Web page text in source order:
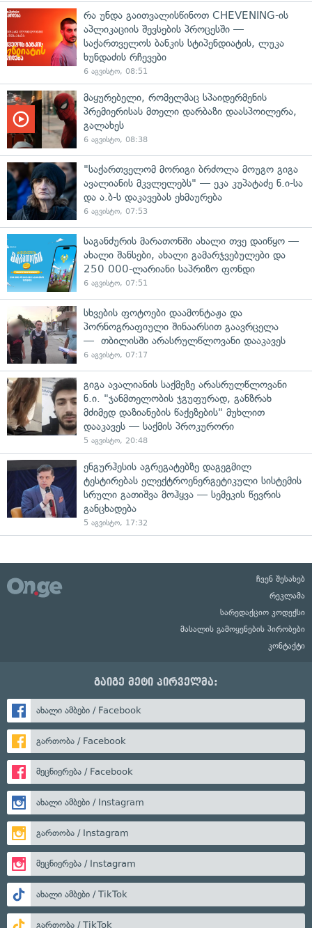
რა უნდა გაითვალისწინოთ CHEVENING-ის
აპლიკაციის შევსების პროცესში —
საქართველოს ბანკის სტიპენდიატის, ლუკა
ხუნდაძის რჩევები
6 აგვისტო, 08:51
მაყურებელი, რომელმაც სპაიდერმენის
პრემიერისას მთელი დარბაზი დაასპოილერა,
გალახეს
6 აგვისტო, 08:38
"საქართველომ მორიგი ბრძოლა მოუგო გიგა
ავალიანის მკვლელებს" — ეკა კუპატაძე ნ.ი-სა
და ა.ბ-ს დაკავებას ეხმაურება
6 აგვისტო, 07:53
საგანძურის მარათონში ახალი თვე დაიწყო —
ახალი შანსები, ახალი გამარჯვებულები და
250 000-ლარიანი საპრიზო ფონდი
6 აგვისტო, 07:51
სხვების ფოტოები დაამონტაჟა და
პორნოგრაფიული შინაარსით გაავრცელა
— თბილისში არასრულწლოვანი დააკავეს
6 აგვისტო, 07:17
გიგა ავალიანის საქმეზე არასრულწლოვანი
ნ.ი. "ჯანმთელობის ჯგუფურად, განზრახ
მძიმედ დაზიანების წაქეზების" მუხლით
დააკავეს — საქმის პროკურორი
5 აგვისტო, 20:48
ენგურჰესის აგრეგატებზე დაგეგმილ
ტესტირებას ელექტროენერგეტიკული სისტემის
სრული გათიშვა მოჰყვა — სემეკის წევრის
განცხადება
5 აგვისტო, 17:32
ჩვენ შესახებ
რეკლამა
სარედაქციო კოდექსი
მასალის გამოყენების პირობები
კონტაქტი
გაიგე მეტი პირველმა:
ახალი ამბები / Facebook
გართობა / Facebook
მეცნიერება / Facebook
ახალი ამბები / Instagram
გართობა / Instagram
მეცნიერება / Instagram
ახალი ამბები / TikTok
გართობა / TikTok